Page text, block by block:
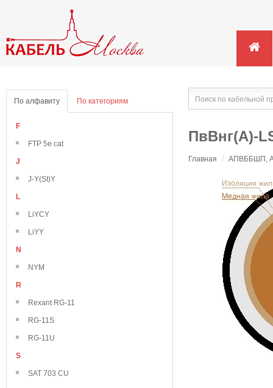
По алфавиту По категориям
F
FTP 5e cat
J
J-Y(St)Y
L
LiYCY
LiYY
N
NYM
R
Rexant RG-11
RG-11S
RG-11U
S
SAT 703 CU
ПвВнг(А)-
Главная / АПВББШП,